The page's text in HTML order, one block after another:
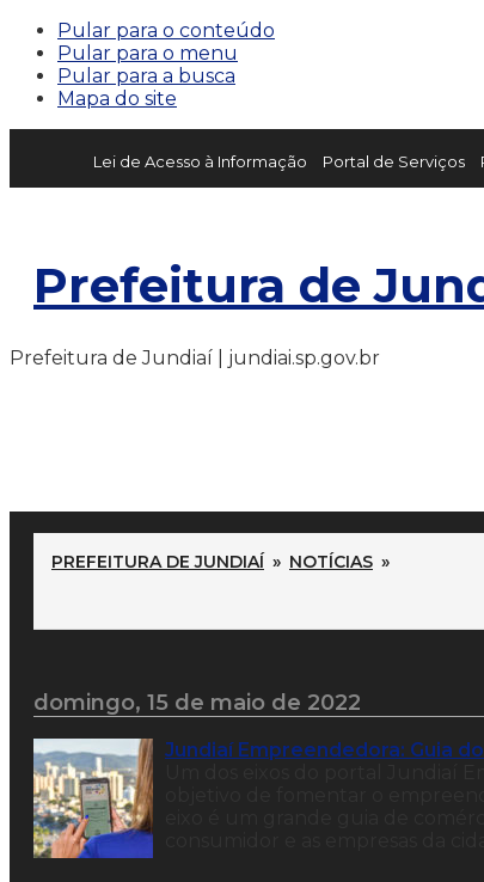
Pular para o conteúdo
Pular para o menu
Pular para a busca
Mapa do site
Lei de Acesso à Informação Portal de Serviços
Prefeitura de
Prefeitura de Jundiaí | jundiai.sp.gov.br
PREFEITURA DE JUNDIAÍ » NOTÍCIAS »
domingo, 15 de maio de 2022
Jundiaí Empreendedora: Guia